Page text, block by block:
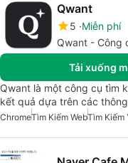
Qwant
5 Miễn phí
Qwant - Công
Tải xuống
Qwant là một công cụ tìm
kết quả dựa trên các
ChromeTìm Kiếm WebTìm Kiếm